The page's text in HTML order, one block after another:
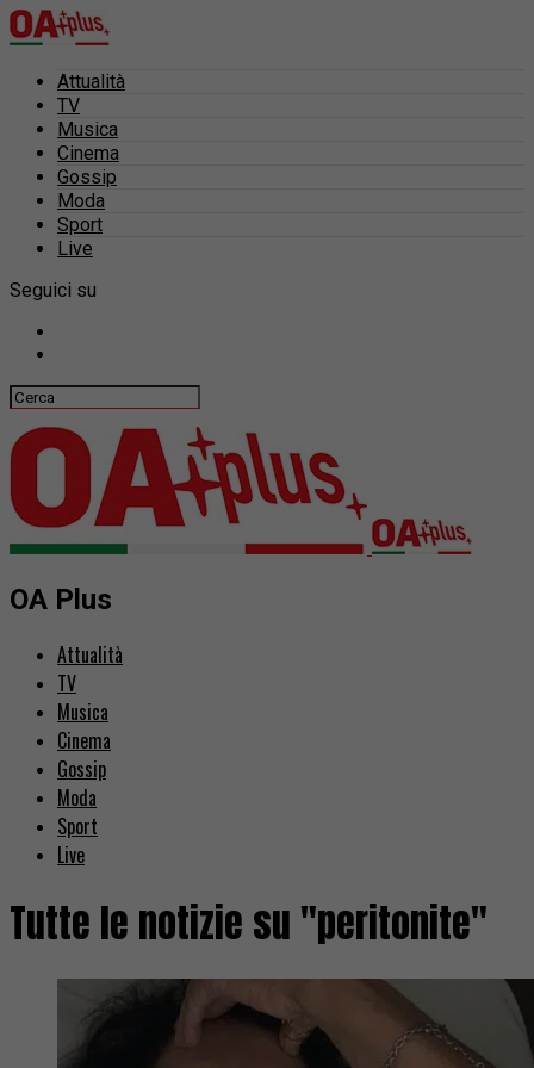
Attualità
TV
Musica
Cinema
Gossip
Moda
Sport
Live
Seguici su
OA Plus
Attualità
TV
Musica
Cinema
Gossip
Moda
Sport
Live
Tutte le notizie su "peritonite"